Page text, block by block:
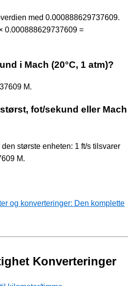
med 0.000888629737609.
0.000888629737609 =
i Mach (20°C, 1 atm)?
M.
fot/sekund eller Mach
den største enheten: 1 ft/s tilsvarer
M.
og konverteringer: Den komplette
Konverteringer